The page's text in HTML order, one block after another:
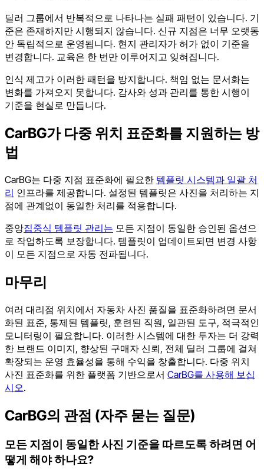
딜러 그룹에서 반복적으로 나타나는 실패 패턴이 있습니다. 기
준은 존재하지만 시행되지 않습니다. 신규 지점은 너무 오랫동
안 독립적으로 운영됩니다. 현지 관리자가 허가 없이 기준을
변경합니다. 교육은 한 번만 이루어지고 잊혀집니다.
인식 제고가 이러한 패턴을 방지합니다. 책임 없는 문서화는
변화를 가져오지 못합니다. 감사와 성과 관리를 통한 시행이
기준을 현실로 만듭니다.
CarBG가 다중 위치 표준화를 지원하는 방
법
CarBG는 다중 지점 표준화에 필요한 템플릿 시스템과 일괄 처
리 인프라를 제공합니다. 설정된 템플릿은 사진을 처리하는 지
점에 관계없이 동일한 처리를 적용합니다.
중앙집중식 템플릿 관리는 모든 지점이 동일한 승인된 옵션으
로 작업하도록 보장합니다. 템플릿이 업데이트되면 변경 사항
이 모든 지점으로 자동 전파됩니다.
마무리
여러 대리점 위치에서 자동차 사진 품질을 표준화하려면 문서
화된 표준, 통제된 템플릿, 훈련된 직원, 일관된 도구, 적극적인
모니터링이 필요합니다. 이러한 시스템에 대한 투자는 더 강력
한 브랜드 이미지, 향상된 구매자 신뢰, 전체 딜러 그룹에 걸쳐
확장되는 운영 효율성을 통해 수익을 창출합니다. 다중 위치
사진 표준화를 위한 플랫폼 기반으로서 CarBG를 사용해 보십
시오.
CarBG의 관점 (자주 묻는 질문)
모든 지점이 동일한 사진 기준을 따르도록 하려면 어
떻게 해야 하나요?